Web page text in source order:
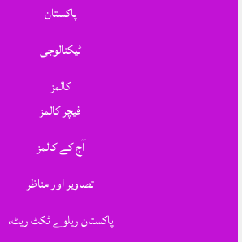
پاکستان
ٹیکنالوجی
کالمز
فیچر کالمز
آج کے کالمز
تصاویر اور مناظر
پاکستان ریلوے ٹکٹ ریٹ،